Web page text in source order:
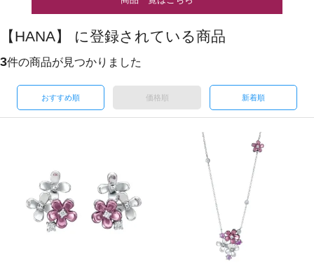
【HANA】 に登録されている商品
3件の商品が見つかりました
おすすめ順 価格順 新着順